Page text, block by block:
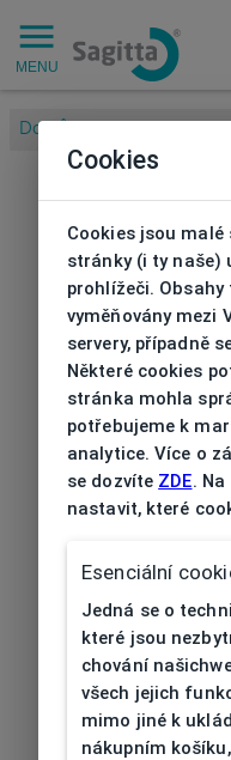
MENU
Domů
Cookies
Cookies jsou malé
stránky (i ty naše)
prohlížeči.
vyměňovány mezi
servery, případně
Některé cookies
stránka mohla
potřebujeme k
analytice. Více o
se dozvíte ZDE.
nastavit, které
Esenciální
Jedná se o
které jsou
chování
všech jejich
mimo jiné k
nákupním